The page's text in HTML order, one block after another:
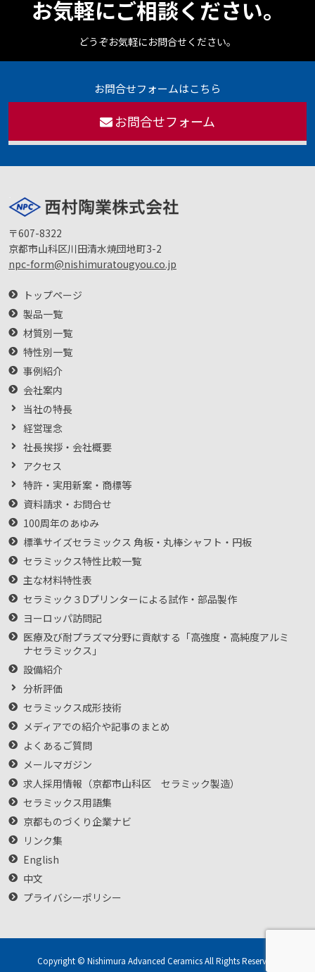
お気軽にご相談ください。
どうぞお気軽にお問合せください。
お問合せフォームはこちら
お問合せフォーム
〒607-8322
京都市山科区川田清水焼団地町3-2
npc-form@nishimuratougyou.co.jp
トップページ
製品一覧
材質別一覧
特性別一覧
事例紹介
会社案内
当社の特長
経営理念
社長挨拶・会社概要
アクセス
特許・実用新案・商標等
資料請求・お問合せ
100周年のあゆみ
標準サイズセラミックス 角板・丸棒シャフト・円板
セラミックス特性比較一覧
主な材料特性表
セラミック３Dプリンターによる試作・部品製作
ヨーロッパ訪問記
医療及び耐プラズマ分野に貢献する「高強度・高純度アルミ
ナセラミックス」
設備紹介
分析評価
セラミックス成形技術
メディアでの紹介や記事のまとめ
よくあるご質問
メールマガジン
求人採用情報（京都市山科区 セラミック製造）
セラミックス用語集
京都ものづくり企業ナビ
リンク集
English
中文
プライバシーポリシー
Copyright © Nishimura Advanced Ceramics All Rights Reserved.